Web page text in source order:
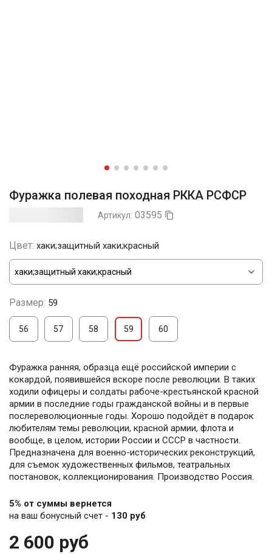
Фуражка полевая походная РККА РСФСР
Артикул: 03595 
Цвет: хаки;защитный хаки;красный
Размер: 59
56 57 58 59 60
Фуражка ранняя, образца ещё российской империи с
кокардой, появившейся вскоре после революции. В таких
ходили офицеры и солдаты рабоче-крестьянской красной
армии в последние годы гражданской войны и в первые
послереволюционные годы. Хорошо подойдёт в подарок
любителям темы революции, красной армии, флота и
вообще, в целом, истории России и СССР в частности.
Предназначена для военно-исторических реконструкций,
для съемок художественных фильмов, театральных
постановок, коллекционирования. Производство Россия.
5% от суммы вернется
на ваш бонусный счет - 130 руб
2 600 руб